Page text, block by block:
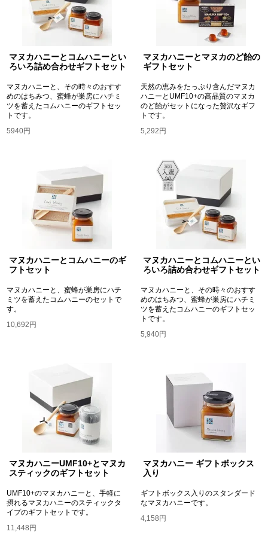
マヌカハニーとコムハニーとい
ろいろ詰め合わせギフトセット
マヌカハニーと、その時々のおすす
めのはちみつ、蜜蜂が巣房にハチミ
ツを蓄えたコムハニーのギフトセッ
トです。
5940円
マヌカハニーとマヌカのど飴の
ギフトセット
天然の恵みをたっぷり含んだマヌカ
ハニーとUMF10+の高品質のマヌカ
のど飴がセットになった贅沢なギフ
トです。
5,292円
マヌカハニーとコムハニーのギ
フトセット
マヌカハニーと、蜜蜂が巣房にハチ
ミツを蓄えたコムハニーのセットで
す。
10,692円
マヌカハニーとコムハニーとい
ろいろ詰め合わせギフトセット
マヌカハニーと、その時々のおすす
めのはちみつ、蜜蜂が巣房にハチミ
ツを蓄えたコムハニーのギフトセッ
トです。
5,940円
マヌカハニーUMF10+とマヌカ
スティックのギフトセット
UMF10+のマヌカハニーと、手軽に
摂れるマヌカハニーのスティックタ
イプのギフトセットです。
11,448円
マヌカハニー ギフトボックス
入り
ギフトボックス入りのスタンダード
なマヌカハニーです。
4,158円